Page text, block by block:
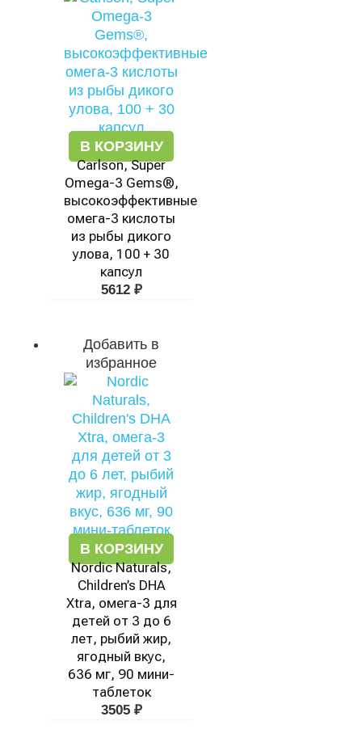
В КОРЗИНУ
Carlson, Super
Omega-3 Gems®,
высокоэффективные
омега-3 кислоты
из рыбы дикого
улова, 100 + 30
капсул
5612 ₽
Добавить в
избранное
В КОРЗИНУ
Nordic Naturals,
Children’s DHA
Xtra, омега-3 для
детей от 3 до 6
лет, рыбий жир,
ягодный вкус,
636 мг, 90 мини-
таблеток
3505 ₽